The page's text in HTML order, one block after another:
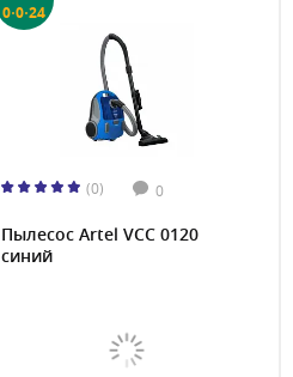
0·0·24
(0) 0
Пылесос Artel VCC 0120
синий